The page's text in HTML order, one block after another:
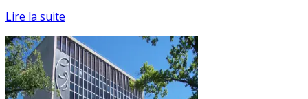
Lire la suite